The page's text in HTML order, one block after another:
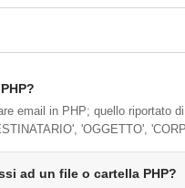
email in PHP; quello riportato
'OGGETTO',
ad un file o cartella PHP?